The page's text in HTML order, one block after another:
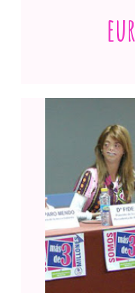
Más de 3
alguna de las
Ver